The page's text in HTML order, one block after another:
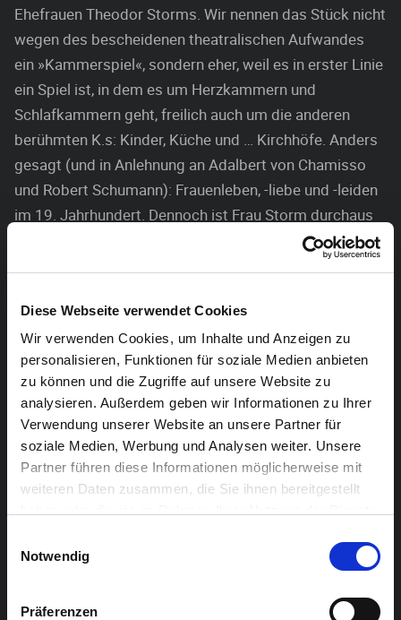
Diese Webseite verwendet Cookies
Wir verwenden Cookies, um Inhalte und Anzeigen zu
personalisieren, Funktionen für soziale Medien anbieten
zu können und die Zugriffe auf unsere Website zu
analysieren. Außerdem geben wir Informationen zu Ihrer
Verwendung unserer Website an unsere Partner für
soziale Medien, Werbung und Analysen weiter. Unsere
Partner führen diese Informationen möglicherweise mit
weiteren Daten zusammen, die Sie ihnen bereitgestellt
Notwendig
Präferenzen
Ehefrauen Theodor Storms. Wir nennen das Stück nicht
wegen des bescheidenen theatralischen Aufwandes
ein »Kammerspiel«, sondern eher, weil es in erster Linie
ein Spiel ist, in dem es um Herzkammern und
Schlafkammern geht, freilich auch um die anderen
berühmten K.s: Kinder, Küche und … Kirchhöfe. Anders
gesagt (und in Anlehnung an Adalbert von Chamisso
und Robert Schumann): Frauenleben, -liebe und -leiden
im 19. Jahrhundert. Dennoch ist Frau Storm durchaus
kein Trauerspiel. Und auch keine Farce, obschon uns
lächerlich erscheinen mögen. Aber haben wir wirklich
hinreichend Grund, uns darüber lustig zu machen?
Eckart Pastor und Robert Germay
Im Rahmen von Bérénice Interreg.